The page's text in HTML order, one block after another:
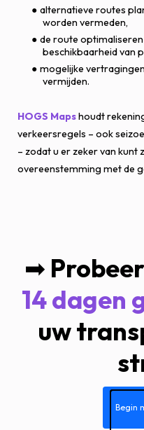
alternatieve routes
worden vermeden,
de route
beschikbaarheid van
mogelijke
vermijden.
HOGS Mapshoudt
verkeersregels – ook
– zodat u er zeker van kunt
overeenstemming met de
➡
14 dagen
uw
Begin